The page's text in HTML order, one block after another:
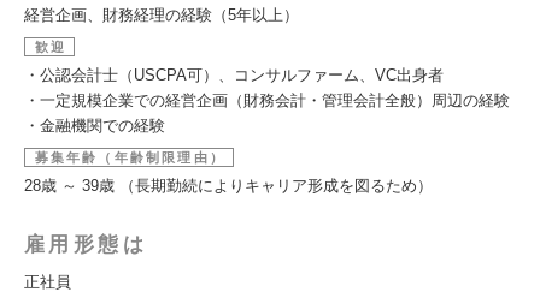
経営企画、財務経理の経験（5年以上）
歓迎
・公認会計士（USCPA可）、コンサルファーム、VC出身者
・一定規模企業での経営企画（財務会計・管理会計全般）周辺の経験
・金融機関での経験
募集年齢（年齢制限理由）
28歳 ～ 39歳 （長期勤続によりキャリア形成を図るため）
雇用形態は
正社員